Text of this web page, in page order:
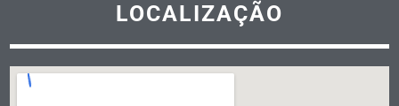
LOCALIZAÇÃO